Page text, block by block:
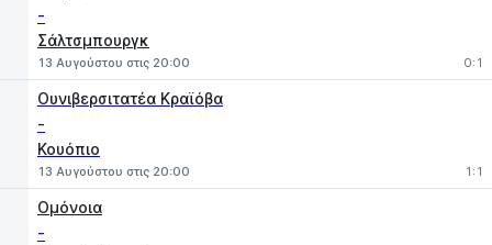
-
Σάλτσμπουργκ
13 Αυγούστου στις 20:00 0:1
Ουνιβερσιτατέα Κραϊόβα
-
Κουόπιο
13 Αυγούστου στις 20:00 1:1
Ομόνοια
-